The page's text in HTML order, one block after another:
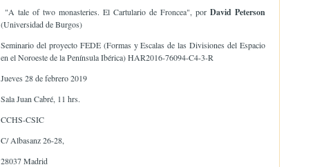
"A tale of two monasteries. El Cartulario de Froncea", por David Peterson
(Universidad de Burgos)
Seminario del proyecto FEDE (Formas y Escalas de las Divisiones del Espacio
en el Noroeste de la Península Ibérica) HAR2016-76094-C4-3-R
Jueves 28 de febrero 2019
Sala Juan Cabré, 11 hrs.
CCHS-CSIC
C/ Albasanz 26-28,
28037 Madrid